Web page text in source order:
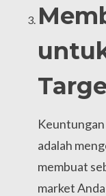
Keuntungan
adalah
membuat
market Anda